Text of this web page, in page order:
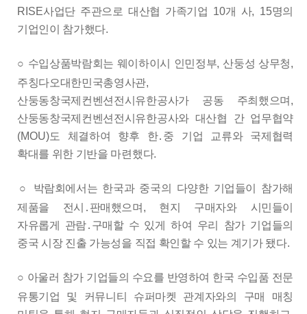
RISE사업단 주관으로 대산협 가족기업 10개 사, 15명의
기업인이 참가했다.
○ 수입상품박람회는 웨이하이시 인민정부, 산둥성 상무청,
주칭다오대한민국총영사관,
산둥동창국제컨벤션전시유한공사가 공동 주최했으며 ,
산둥동창국제컨벤션전시유한공사와 대산협 간 업무협약
(MOU)도 체결하여 향후 한․ 중 기업 교류와 국제협력
확대를 위한 기반을 마련했다.
○
박람회에서는 한국과 중국의 다양한 기업들이 참가해
제품을 전시 ․ 판매했으며 , 현지 구매자와 시민들이
자유롭게 관람․ 구매할 수 있게
하여 우리 참가 기업들의
중국 시장 진출 가능성을 직접 확인할 수 있는 계기가 됐다.
○ 아울러 참가 기업들의 수요를 반영하여 한국 수입품 전문
유통기업
및 커뮤니티 슈퍼마켓 관계자와의 구매 매칭